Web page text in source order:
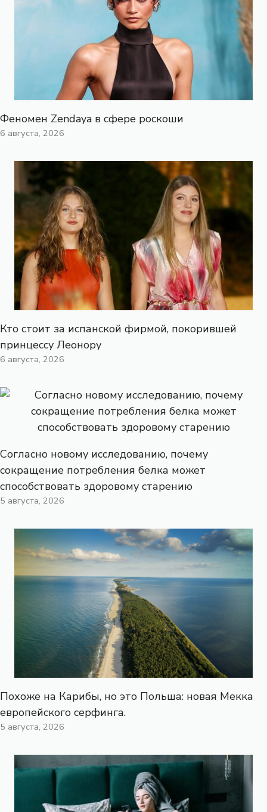
Феномен Zendaya в сфере роскоши
6 августа, 2026
Кто стоит за испанской фирмой, покорившей
принцессу Леонору
6 августа, 2026
Согласно новому исследованию, почему
сокращение потребления белка может
способствовать здоровому старению
5 августа, 2026
Похоже на Карибы, но это Польша: новая Мекка
европейского серфинга.
5 августа, 2026